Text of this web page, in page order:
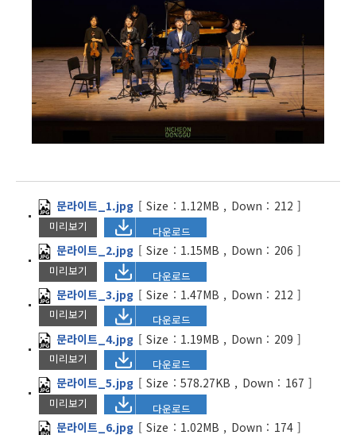
문라이트_1.jpg [ Size : 1.12MB , Down : 212 ]
미리보기 다운로드
문라이트_2.jpg [ Size : 1.15MB , Down : 206 ]
미리보기 다운로드
문라이트_3.jpg [ Size : 1.47MB , Down : 212 ]
미리보기 다운로드
문라이트_4.jpg [ Size : 1.19MB , Down : 209 ]
미리보기 다운로드
문라이트_5.jpg [ Size :578.27KB , Down : 167 ]
미리보기 다운로드
문라이트_6.jpg [ Size : 1.02MB , Down : 174 ]